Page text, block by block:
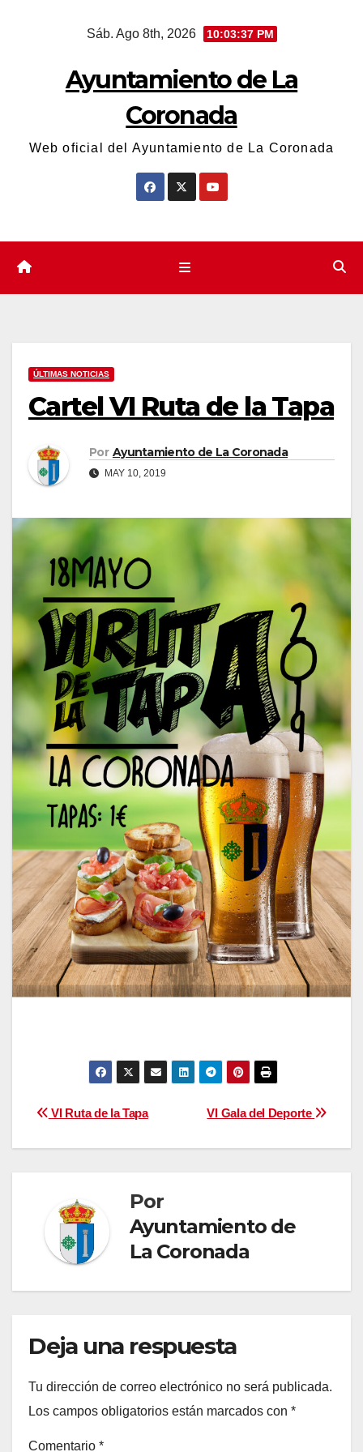
Sáb. Ago 8th, 2026 10:03:38 PM
Ayuntamiento de La
Coronada
Web oficial del Ayuntamiento de La Coronada
ÚLTIMAS NOTICIAS
Cartel VI Ruta de la Tapa
Por Ayuntamiento de La Coronada
MAY 10, 2019
Navegación
de
VI Gala del Deporte
VI Ruta de la Tapa
Por
Ayuntamiento de
La Coronada
Deja una respuesta
Tu dirección de correo electrónico no será publicada.
Los campos obligatorios están marcados con *
Comentario *